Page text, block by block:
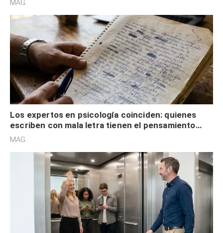
MAG.
Los expertos en psicología coinciden: quienes
escriben con mala letra tienen el pensamiento
acelerado y no lo hacen por desinterés
MAG.